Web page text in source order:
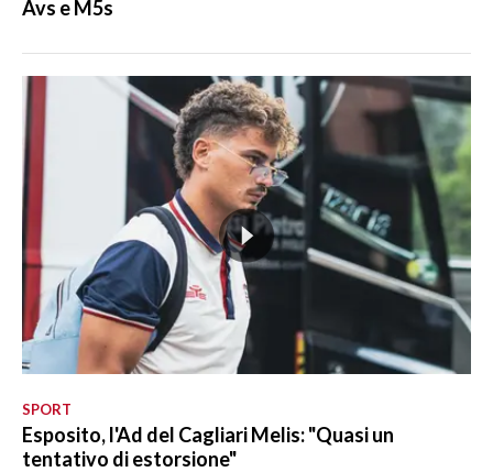
Avs e M5s
SPORT
Esposito, l'Ad del Cagliari Melis: "Quasi un
tentativo di estorsione"